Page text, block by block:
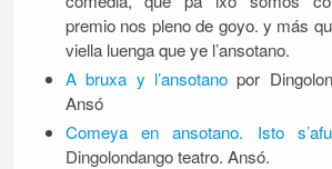
premio nos pleno de goyo. y más
viella luenga que ye l’ansotano.
A bruxa y l’ansotano por
Ansó
Comeya en ansotano. Isto
Dingolondango teatro. Ansó.